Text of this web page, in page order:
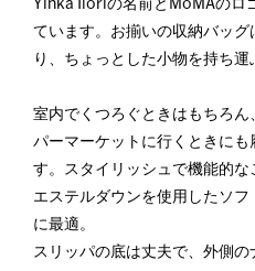
Yinka Iloriの名前とMoMAのロ
ています。お揃いの収納バッ
り、ちょっとした小物を持ち運
室内でくつろぐときはもちろ
パーマーケットに行くときに
す。スタイリッシュで機能的な
エステルダウンを使用したソ
に最適。
スリッパの底は丈夫で、外側